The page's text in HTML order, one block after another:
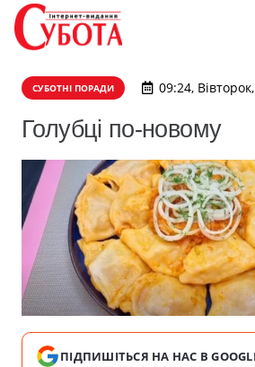
СУБОТНІ ПОРАДИ 09:24,
Голубці по-новому
ПІДПИШІТЬСЯ НА НАС В